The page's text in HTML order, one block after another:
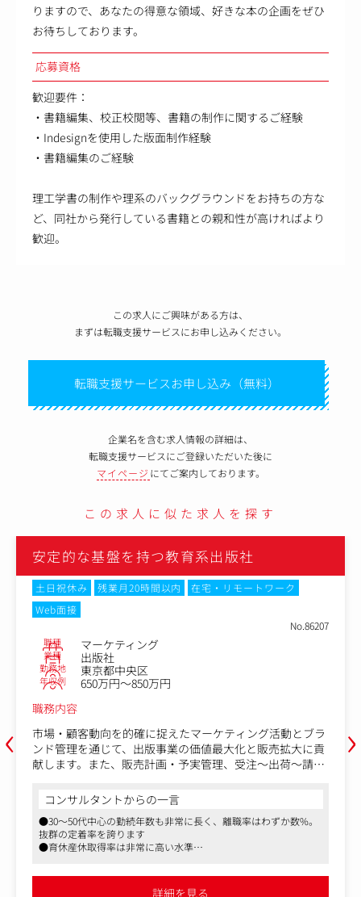
りますので、あなたの得意な領域、好きな本の企画をぜひ
お待ちしております。
応募資格
歓迎要件：
・書籍編集、校正校閲等、書籍の制作に関するご経験
・Indesignを使用した版面制作経験
・書籍編集のご経験
理工学書の制作や理系のバックグラウンドをお持ちの方な
ど、同社から発行している書籍との親和性が高ければより
歓迎。
この求人にご興味がある方は、
まずは転職支援サービスにお申し込みください。
転職支援サービスお申し込み（無料）
企業名を含む求人情報の詳細は、
転職支援サービスにご登録いただいた後に
マイページ にてご案内しております。
この求人に似た求人を探す
‹
安定的な基盤を持つ教育系出版社
土日祝休み 残業月20時間以内
在宅・リモートワーク
Web面接
No.86207
職種 マーケティング
業種 出版社
勤務地 東京都中央区
年収例
650万円～850万円
職務内容
市場・顧客動向を的確に捉えたマーケティング活動とブラ
ンド管理を通じて、出版事業の価値最大化と販売拡大に貢
献します。また、販売計画・予実管理、受注～出荷～請
的かつ持続的な成長を支えます。
【具体的な業務内容】
・広報・広告・営業支援施策の立案・実行支援
・営業部門との定期的なコミュニケーション・調整
・書店・法人等チャネル特性の把握と最適対応提案
コンサルタントからの一言
●30～50代中心の勤続年数も非常に長く、離職率はわずか数%。
抜群の定着率を誇ります
●育休産休取得率は非常に高い水準
詳細を見る
›